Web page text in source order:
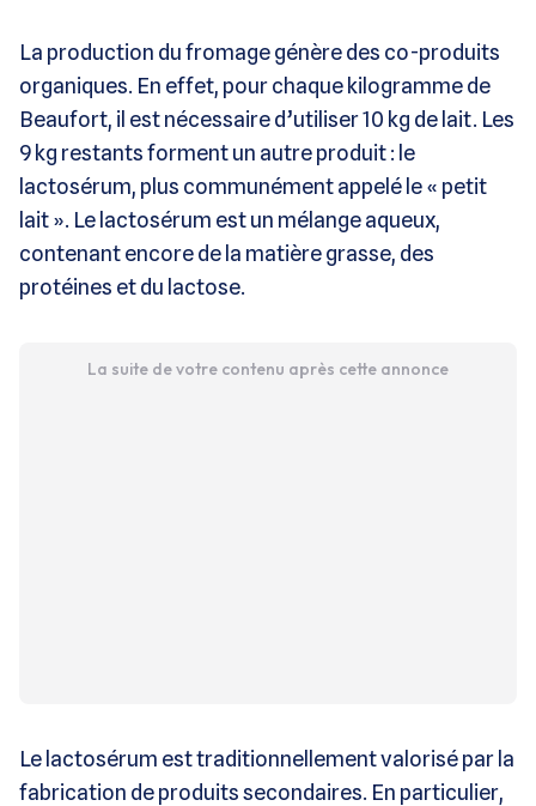
La production du fromage génère des co-produits
organiques. En effet, pour chaque kilogramme de
Beaufort, il est nécessaire d’utiliser 10 kg de lait. Les
9 kg restants forment un autre produit : le
lactosérum, plus communément appelé le « petit
lait ». Le lactosérum est un mélange aqueux,
contenant encore de la matière grasse, des
protéines et du lactose.
La suite de votre contenu après cette annonce
Le lactosérum est traditionnellement valorisé par la
fabrication de produits secondaires. En particulier,